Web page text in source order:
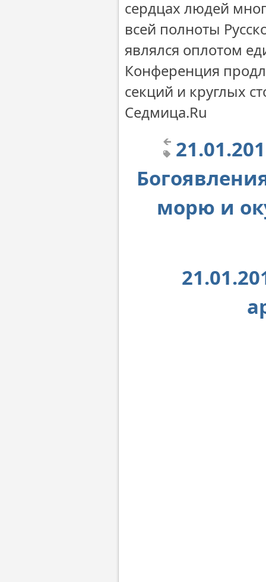
сердцах людей
всей полноты
являлся оплотом
Конференция
секций и круглых
Седмица.Ru
морю и